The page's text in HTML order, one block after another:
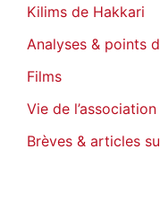
Kilims de Hakkari
Analyses & points
Films
Vie de l’association
Brèves & articles